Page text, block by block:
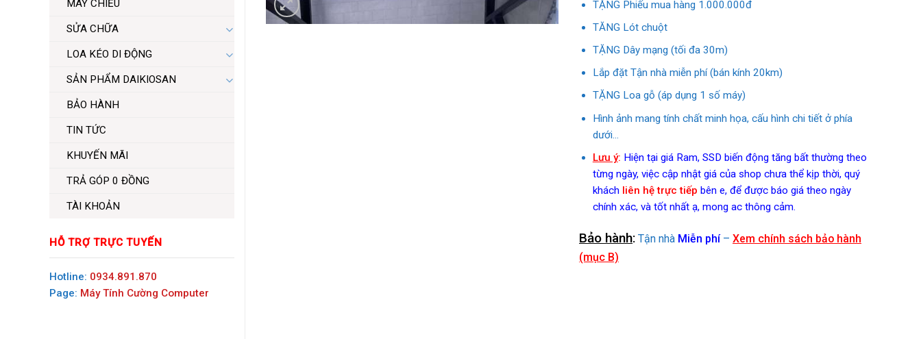
MÁY CHIẾU
SỬA CHỮA
LOA KÉO DI ĐỘNG
SẢN PHẨM DAIKIOSAN
BẢO HÀNH
TIN TỨC
KHUYẾN MÃI
TRẢ GÓP 0 ĐỒNG
TÀI KHOẢN
HỖ TRỢ TRỰC TUYẾN
Hotline: 0934.891.870
Page: Máy Tính Cường Computer
TẶNG Phiếu mua hàng 1.000.000đ
TĂNG Lót chuột
TẶNG Dây mạng (tối đa 30m)
Lắp đặt Tận nhà miễn phí (bán kính 20km)
TẶNG Loa gỗ (áp dụng 1 số máy)
Hình ảnh mang tính chất minh họa, cấu hình chi tiết ở phía
dưới…
Lưu ý: Hiện tại giá Ram, SSD biến động tăng bất thường theo
từng ngày, việc cập nhật giá của shop chưa thể kịp thời, quý
khách liên hệ trực tiếp bên e, để được báo giá theo ngày
chính xác, và tốt nhất ạ, mong ac thông cảm.
Bảo hành: Tận nhà Miễn phí– Xem chính sách bảo hành
(mục B)